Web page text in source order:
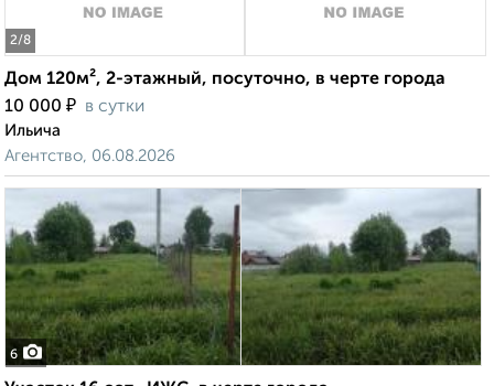
2/8
Дом 120м², 2-этажный, посуточно, в черте города
10 000 ₽ в сутки
Ильича
Агентство, 06.08.2026
6